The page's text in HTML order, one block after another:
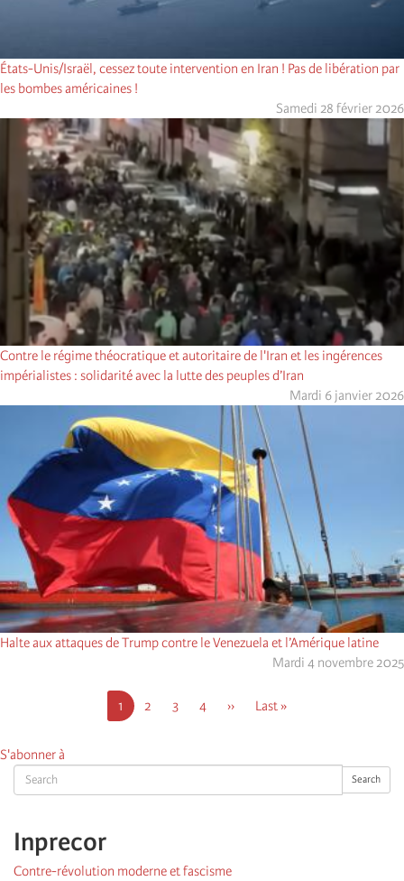
Search Search
Inprecor
Contre-révolution moderne et fascisme
États-Unis/Israël, cessez toute intervention en Iran ! Pas de libération par
les bombes américaines !
Samedi 28 février 2026
Contre le régime théocratique et autoritaire de l'Iran et les ingérences
impérialistes : solidarité avec la lutte des peuples d’Iran
Mardi 6 janvier 2026
Halte aux attaques de Trump contre le Venezuela et l’Amérique latine
Mardi 4 novembre 2025
Page
courante
1 Page
2 Page
3 Page
4
Page
››
Dernière
Last »
S'abonner à